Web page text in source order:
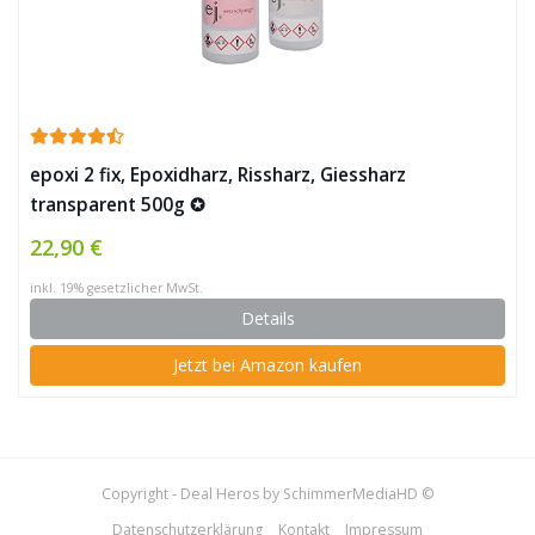
epoxi 2 fix, Epoxidharz, Rissharz, Giessharz
transparent 500g ✪
22,90 €
inkl. 19% gesetzlicher MwSt.
Details
Jetzt bei Amazon kaufen
Copyright - Deal Heros by SchimmerMediaHD ©
Datenschutzerklärung
Kontakt Impressum